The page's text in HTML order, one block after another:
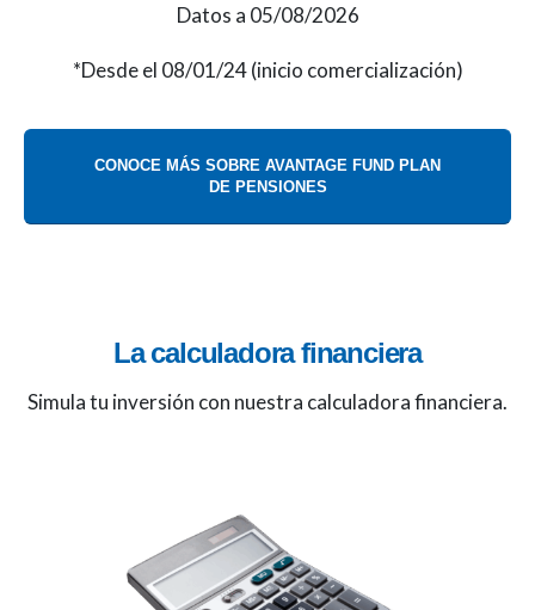
Datos a 05/08/2026
*Desde el 08/01/24 (inicio comercialización)
CONOCE MÁS SOBRE AVANTAGE FUND PLAN
DE PENSIONES
La calculadora financiera
Simula tu inversión con nuestra calculadora financiera.